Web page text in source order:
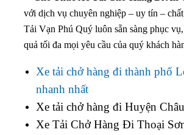
với dịch vụ chuyên nghiệp – uy tín –
Tải Vạn Phú Quý luôn sẵn sàng phục
quả tối đa mọi yêu cầu của quý khách
Xe tải chở hàng đi thành phố
nhanh nhất
Xe tải chở hàng đi Huyện
Xe Tải Chở Hàng Đi Thoại